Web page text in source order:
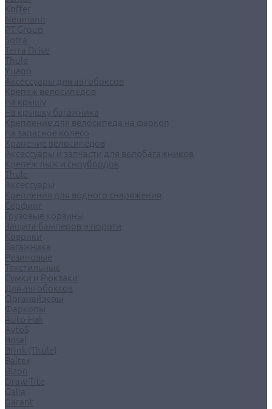
Koffer
Neumann
PT Group
Sotra
Terra Drive
Thule
Yuago
Аксессуары для автобоксов
Крепеж велосипедов
На крышу
На крышку багажника
Крепление для велосипеда на фаркоп
На запасное колесо
Хранение велосипедов
Аксессуары и запчасти для велобагажников
Крепеж лыж и сноубордов
Thule
Аксессуары
Крепления для водного снаряжения
Серфинг
Грузовые корзины
Защита бамперов и пороги
Коврики
Багажника
Резиновые
Текстильные
Сумки и Рюкзаки
Для автобоксов
Органайзеры
Фаркопы
Auto-Hak
AvtoS
Bosal
Brink (Thule)
Baltex
Bizon
Draw-Tite
Galia
Garant